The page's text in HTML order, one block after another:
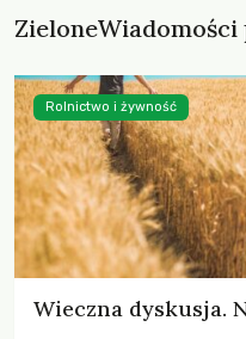
ZieloneWiadomości
Wieczna dyskusja.
Rolnictwo i żywność